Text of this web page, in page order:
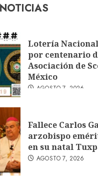
Lotería
por centenario
Asociación de
México
AGOSTO 7, 2026
Fallece Carlos
arzobispo
en su natal
AGOSTO 7, 2026